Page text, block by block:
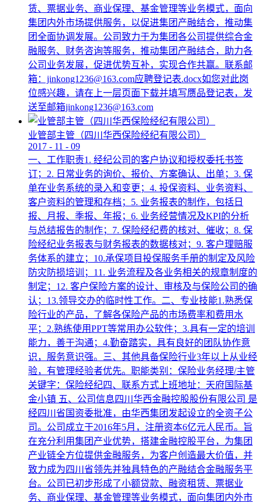
赁、票据业务、商业保理、基金管理等业务模式，面向
集团内外市场提供服务，以促进集团产融结合，推动集
团全面协调发展。公司致力于为集团各公司提供综合金
融服务、财务咨询等服务，推动集团产融结合，助力各
公司业务发展，促进优势互补，实现合作共赢。联系邮
箱：jinkong1236@163.com应聘登记表.docx如您对此岗
位感兴趣，请在上一层页面下载并填写赝品登记表，发
送至邮箱jinkong1236@163.com
业管部主管（四川华西保险经纪有限公司）
2017 - 11 - 09
一、工作职责1. 经纪公司的客户协议和授权委托书签
订；2. 日常业务的询价、报价、方案确认、出单；3. 保
单在业务系统的录入和变更；4. 投保资料、业务资料、
客户资料的管理和存档；5. 业务报表的制作，包括日
报、月报、季报、年报；6. 业务经营情况及KPI的分析
与总结报告的制作；7. 保险经纪费的核对、催收；8. 保
险经纪业务报表与财务报表的数据核对；9. 客户理赔服
务体系的建立；10.承保项目投保服务手册的制定及风险
防灾防损培训；11. 业务流程及各业务相关的规章制度的
制定；12. 客户保险方案的设计、审核及与保险公司的确
认；13.领导交办的临时性工作。二、专业技能1.熟悉保
险行业的产品，了解各保险产品的市场费率和费用水
平；2.熟练使用PPT等常用办公软件；3.具有一定的培训
能力，善于沟通；4.勤奋踏实，具有良好的团队协作意
识，服务意识强。三、其他具备保险行业3年以上从业经
验，有管理经验者优先。职能类别：保险业务经理/主管
关键字：保险经纪四、联系方式上班地址：天府国际基
金小镇 五、公司信息四川华西金融控股股份有限公司 是
经四川省国资委批准，由华西集团发起设立的全资子公
司。公司成立于2016年5月，注册资本6亿元人民币。旨
在充分利用集团产业优势，搭建金融控股平台，为集团
产业链全方位提供金融服务，为客户创造最大价值，并
致力成为四川省领先并独具特色的产融结合金融服务平
台。公司已初步形成了小额贷款、融资租赁、票据业
务、商业保理、基金管理等业务模式，面向集团内外市